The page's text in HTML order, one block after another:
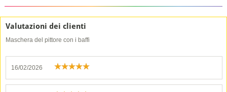
Valutazioni dei clienti
Maschera del pittore con i baffi
16/02/2026